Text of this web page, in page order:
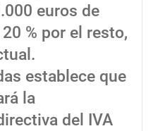
euros de
% por el resto,
establece que
la
del IVA